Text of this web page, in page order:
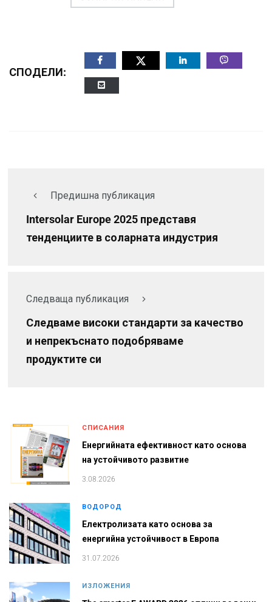
СПОДЕЛИ:
Предишна публикация
Intersolar Europe 2025 представя
тенденциите в соларната индустрия
Следваща публикация
Следваме високи стандарти за качество
и непрекъснато подобряваме
продуктите си
СПИСАНИЯ
Енергийната ефективност като основа
на устойчивото развитие
3.08.2026
ВОДОРОД
Електролизата като основа за
енергийна устойчивост в Европа
31.07.2026
ИЗЛОЖЕНИЯ